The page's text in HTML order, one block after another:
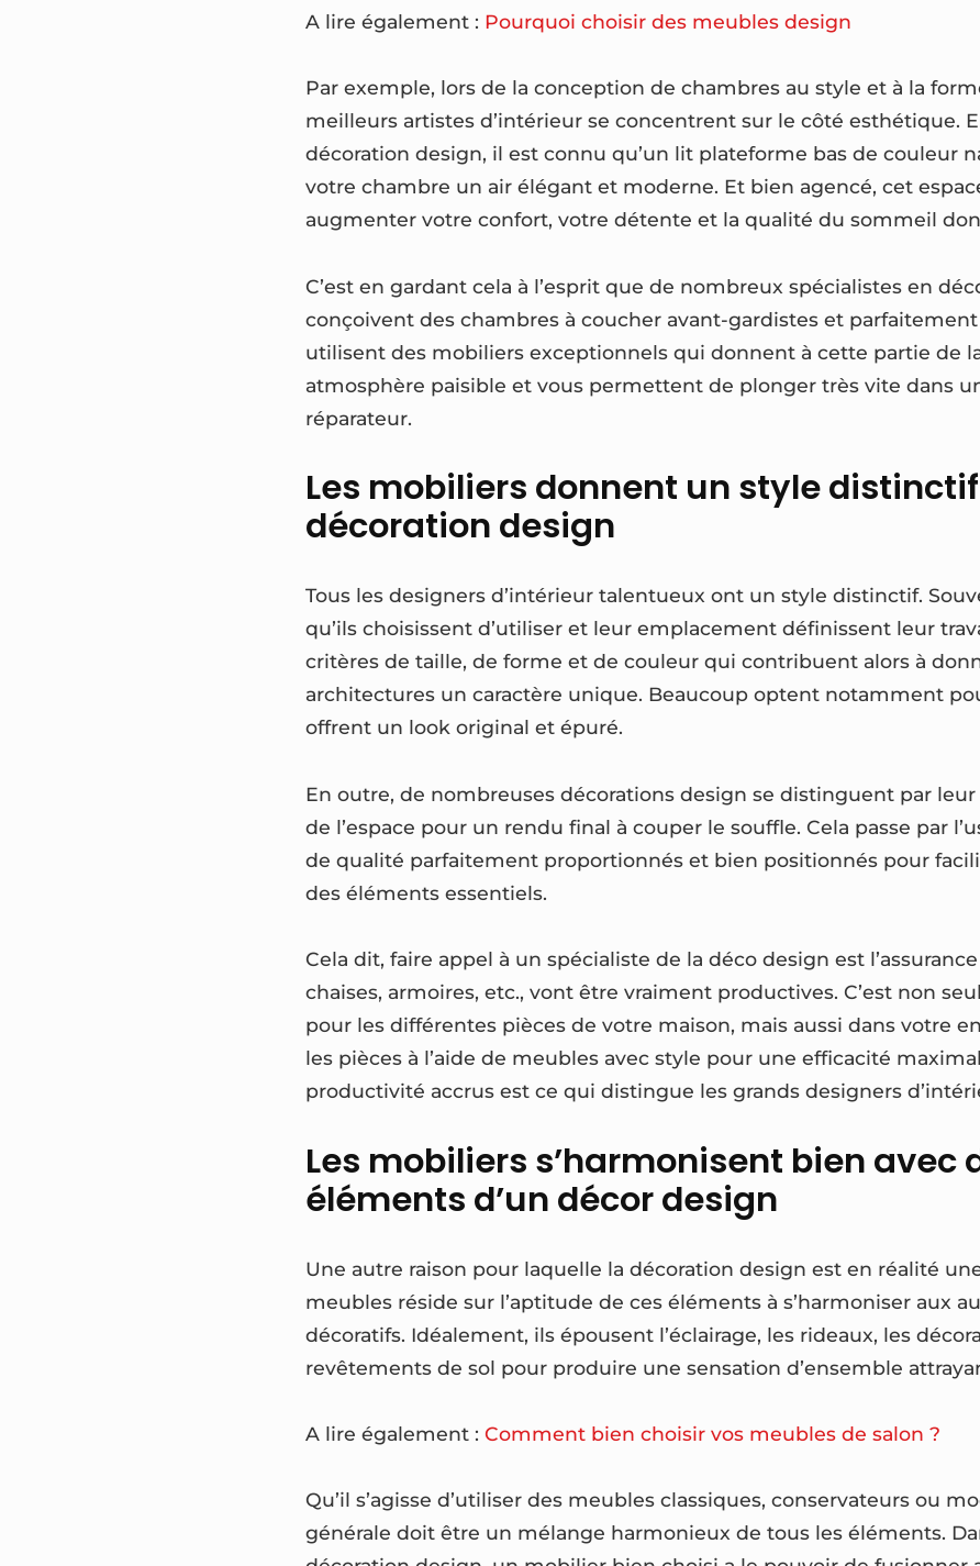
A lire également : Pourquoi choisir des meubles design
Par exemple, lors de la conception de chambres au style et à la
meilleurs artistes d’intérieur se concentrent sur le côté esthétique.
décoration design, il est connu qu’un lit plateforme bas de couleur
votre chambre un air élégant et moderne. Et bien agencé, cet
augmenter votre confort, votre détente et la qualité du sommeil
C’est en gardant cela à l’esprit que de nombreux spécialistes en
conçoivent des chambres à coucher avant-gardistes et
utilisent des mobiliers exceptionnels qui donnent à cette partie de
atmosphère paisible et vous permettent de plonger très vite dans
réparateur.
Les mobiliers donnent un style
décoration design
Tous les designers d’intérieur talentueux ont un style distinctif.
qu’ils choisissent d’utiliser et leur emplacement définissent leur
critères de taille, de forme et de couleur qui contribuent alors à
architectures un caractère unique. Beaucoup optent notamment
offrent un look original et épuré.
En outre, de nombreuses décorations design se distinguent par
de l’espace pour un rendu final à couper le souffle. Cela passe par
de qualité parfaitement proportionnés et bien positionnés pour
des éléments essentiels.
Cela dit, faire appel à un spécialiste de la déco design est
chaises, armoires, etc., vont être vraiment productives. C’est non
pour les différentes pièces de votre maison, mais aussi dans votre
les pièces à l’aide de meubles avec style pour une efficacité
productivité accrus est ce qui distingue les grands designers
Les mobiliers s’harmonisent bien avec
éléments d’un décor design
Une autre raison pour laquelle la décoration design est en réalité
meubles réside sur l’aptitude de ces éléments à s’harmoniser aux
décoratifs. Idéalement, ils épousent l’éclairage, les rideaux, les
revêtements de sol pour produire une sensation d’ensemble
A lire également :Comment bien choisir vos meubles de salon ?
Qu’il s’agisse d’utiliser des meubles classiques, conservateurs ou
générale doit être un mélange harmonieux de tous les éléments.